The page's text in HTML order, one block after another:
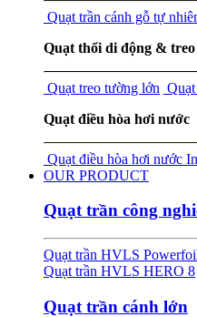
Quạt trần cánh gỗ tự
Quạt thổi di động &
Quạt treo tường lớn
Quạt điều hòa hơi nước
Quạt điều hòa hơi nước
OUR PRODUCT
Quạt trần công
Quạt trần HVLS
Quạt trần HVLS HERO 8
Quạt trần cánh lớn